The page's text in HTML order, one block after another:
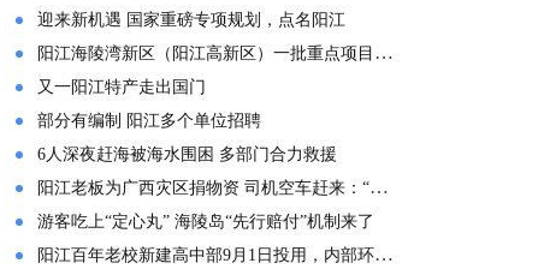
迎来新机遇 国家重磅专项规划，点名阳江
阳江海陵湾新区（阳江高新区）一批重点项目集中投产
又一阳江特产走出国门
部分有编制 阳江多个单位招聘
6人深夜赶海被海水围困 多部门合力救援
阳江老板为广西灾区捐物资 司机空车赶来：“免费拉！”
游客吃上“定心丸” 海陵岛“先行赔付”机制来了
阳江百年老校新建高中部9月1日投用，内部环境曝光